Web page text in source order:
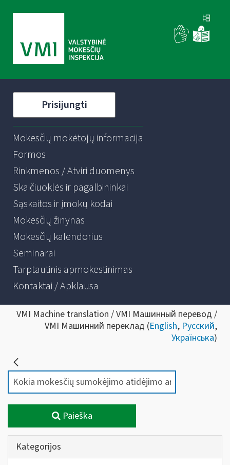
Prisijungti
Mokesčių mokėtojų informacija
Formos
Rinkmenos / Atviri duomenys
Skaičiuoklės ir pagalbininkai
Sąskaitos ir įmokų kodai
Mokesčių žinynas
Mokesčių kalendorius
Seminarai
Tarptautinis apmokestinimas
Kontaktai / Apklausa
VMI Machine translation / VMI Машинный перевод /
VMI Машинний переклад (English, Русский,
Українська)
Paieška
Kategorijos